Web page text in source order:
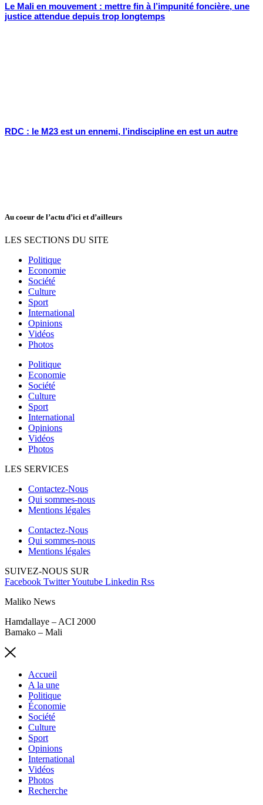
Le Mali en mouvement : mettre fin à l’impunité foncière, une
justice attendue depuis trop longtemps
RDC : le M23 est un ennemi, l’indiscipline en est un autre
Au coeur de l’actu d’ici et d’ailleurs
LES SECTIONS DU SITE
Politique
Economie
Société
Culture
Sport
International
Opinions
Vidéos
Photos
Politique
Economie
Société
Culture
Sport
International
Opinions
Vidéos
Photos
LES SERVICES
Contactez-Nous
Qui sommes-nous
Mentions légales
Contactez-Nous
Qui sommes-nous
Mentions légales
SUIVEZ-NOUS SUR
Facebook TwitterYoutube Linkedin Rss
Maliko News
Hamdallaye – ACI 2000
Bamako – Mali
Accueil
A la une
Politique
Économie
Société
Culture
Sport
Opinions
International
Vidéos
Photos
Recherche